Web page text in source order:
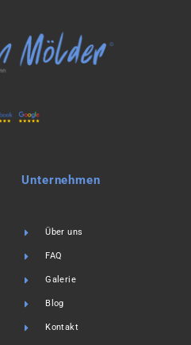
Unternehmen
Über uns
FAQ
Galerie
Blog
Kontakt